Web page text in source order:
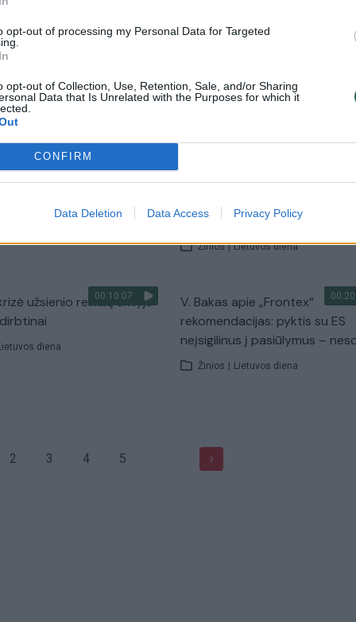
opt-out of processing my Personal Data for Targeted
opt-out of Collection, Use, Retention, Sale, and/or Sharing
Data that Is Unrelated with the Purposes for which it
CONFIRM
Data Deletion Data Access Privacy Policy
00:15:31
pataisas dėl lėšų ugdymui:
aibės bėdų
diena
būtų galima tikėtis rezultatų
su Valatka“ 2023-05-
Pusvalandis su Valatka
– tyrimas būtinas: viliasi, kad
rimtumą
Žinios | Lietuvos diena
00:10:07
užsienio reikalų srityje
diena
V. Bakas apie „Frontex“
rekomendacijas: pyktis su ES
neįsigilinus į pasiūlymus –
Žinios | Lietuvos diena
2 3 4 5 ›